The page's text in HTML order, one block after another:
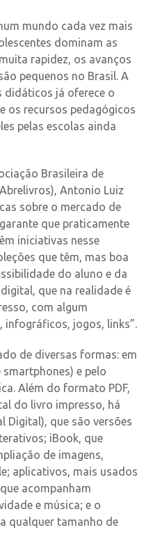
mundo cada vez mais
dominam as
rapidez, os avanços
pequenos no Brasil. A
didáticos já oferece o
os recursos pedagógicos
pelas escolas ainda
Brasileira de
Antonio Luiz
sobre o mercado de
que praticamente
iniciativas nesse
que têm, mas boa
do aluno e da
que na realidade é
com algum
infográficos, jogos, links”.
de diversas formas: em
e pelo
Além do formato PDF,
do livro impresso, há
Digital), que são versões
iBook, que
de imagens,
aplicativos, mais usados
acompanham
e música; e o
qualquer tamanho de